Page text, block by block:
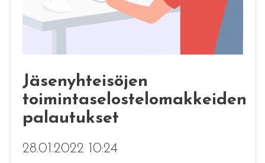
Jäsenyhteisöjen
toimintaselostelomakkeiden
palautukset
28.01.2022 10:24